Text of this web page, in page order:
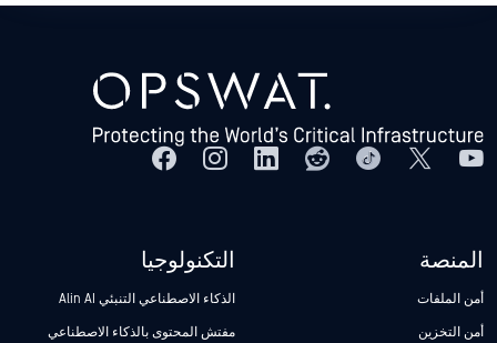
المنصة
أمن الملفات
أمن التخزين
التكنولوجيا
الذكاء الاصطناعي التنبئي Alin AI
مفتش المحتوى بالذكاء الاصطناعي